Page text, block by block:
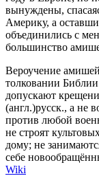
вынуждены,
Америку, а
объединились с
большинство
Вероучение
толковании
допускают
(англ.)русск., а не
против любой
не строят
дому; не
себе
Wiki